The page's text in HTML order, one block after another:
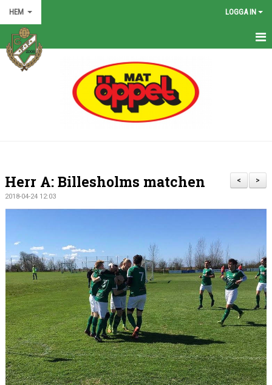
HEM LOGGA IN
HEM
KALENDER
MATCHER
VÅRA LAG
BLI MEDLEM
KLÄDKOLLEKTION
FOTBOLLSSKOLAN 2026
>
<
Herr A: Billesholms matchen
2018-04-24 12:03